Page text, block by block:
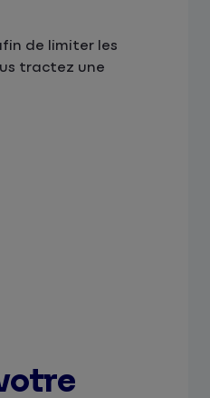
de limiter les
tractez une